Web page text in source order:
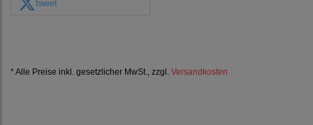
tweet
* Alle Preise inkl. gesetzlicher MwSt., zzgl. Versandkosten